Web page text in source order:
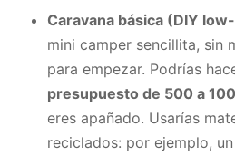
Caravana básica (DIY
mini camper sencillita, sin
para empezar. Podrías
presupuesto de 500 a
eres apañado. Usarías
reciclados: por ejemplo,